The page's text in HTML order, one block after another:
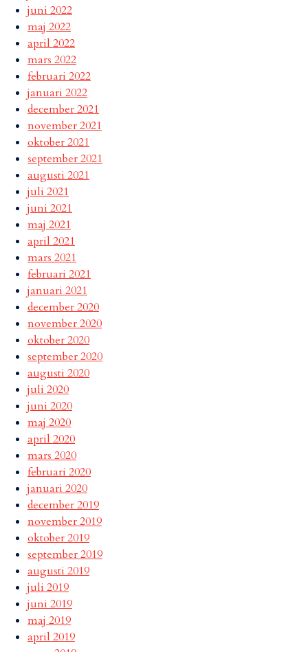
juni 2022
maj 2022
april 2022
mars 2022
februari 2022
januari 2022
december 2021
november 2021
oktober 2021
september 2021
augusti 2021
juli 2021
juni 2021
maj 2021
april 2021
mars 2021
februari 2021
januari 2021
december 2020
november 2020
oktober 2020
september 2020
augusti 2020
juli 2020
juni 2020
maj 2020
april 2020
mars 2020
februari 2020
januari 2020
december 2019
november 2019
oktober 2019
september 2019
augusti 2019
juli 2019
juni 2019
maj 2019
april 2019